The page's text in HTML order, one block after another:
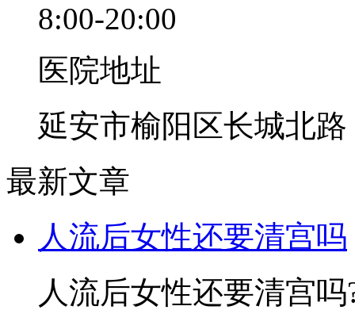
8:00-20:00
医院地址
延安市榆阳区长城北路
最新文章
人流后女性还要清宫吗
人流后女性还要清宫